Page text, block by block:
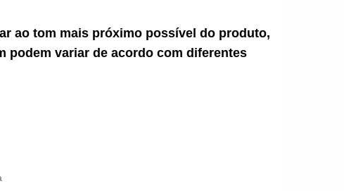
ao tom mais próximo possível do produto,
podem variar de acordo com diferentes